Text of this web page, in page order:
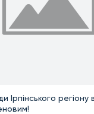
Ірпінського регіону